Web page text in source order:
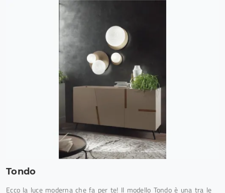
Tondo
Ecco la luce moderna che fa per te! Il modello Tondo è una tra le